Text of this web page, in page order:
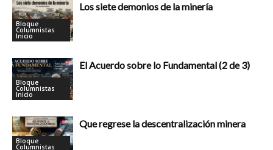
Bloque
Columnistas
Inicio
Los siete demonios de la minería
Bloque
Columnistas
Inicio
El Acuerdo sobre lo Fundamental (2 de 3)
Bloque
Columnistas
Que regrese la descentralización minera